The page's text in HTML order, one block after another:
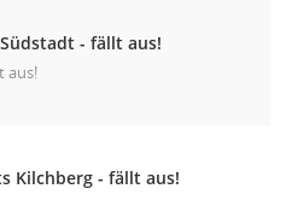
- fällt aus!
aus!
Kilchberg - fällt aus!